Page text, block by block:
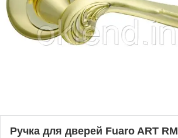
Ручка для дверей Fuaro ART RM